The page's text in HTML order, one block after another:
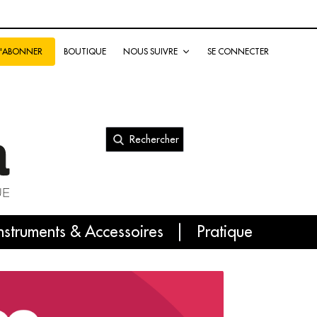
BOUTIQUE NOUS SUIVRE SE CONNECTER
Rechercher
& Accessoires Pratique